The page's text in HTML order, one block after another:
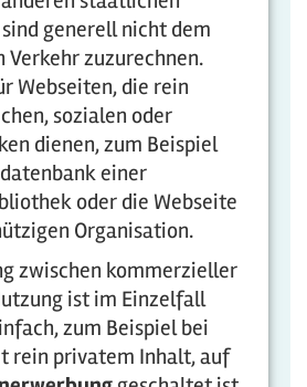
generell nicht dem
zuzurechnen.
Webseiten, die rein
sozialen oder
dienen, zum Beispiel
einer
oder die Webseite
Organisation.
zwischen kommerzieller
ist im Einzelfall
zum Beispiel bei
rein privatem Inhalt, auf